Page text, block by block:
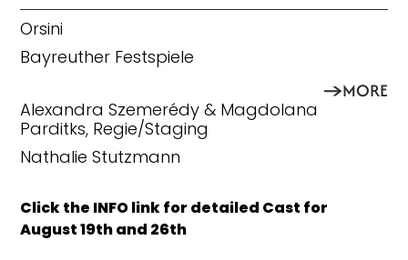
Orsini
Bayreuther Festspiele
MORE
Alexandra Szemerédy & Magdolana
Parditks, Regie/Staging
Nathalie Stutzmann
Click the INFO link for detailed Cast for
August 19th and 26th